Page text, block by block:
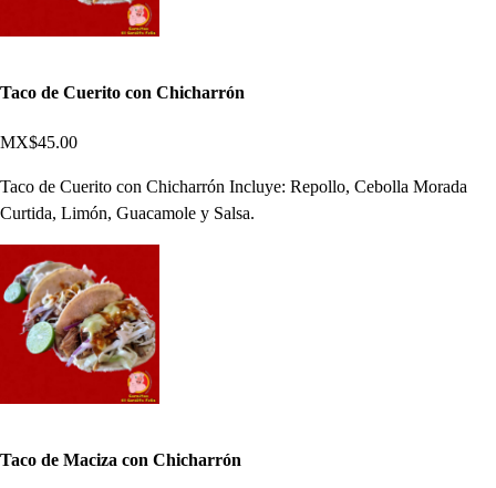
Taco de Cuerito con Chicharrón
MX$45.00
Taco de Cuerito con Chicharrón Incluye: Repollo, Cebolla Morada
Curtida, Limón, Guacamole y Salsa.
Taco de Maciza con Chicharrón